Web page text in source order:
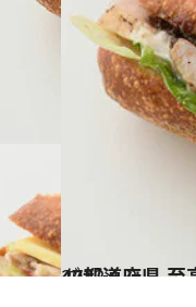
2022.1.2
47都道府県 至
グルメ